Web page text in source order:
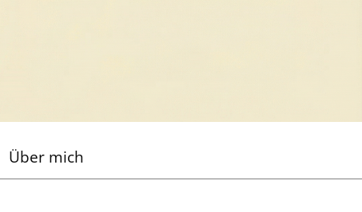
Über mich